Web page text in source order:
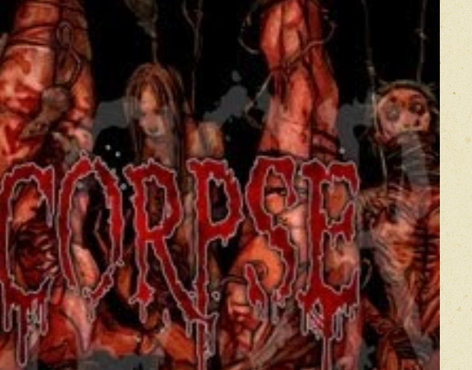
Прикрепить фото
Оставить отзыв
Перед публикацией отзывы проходят модерацию